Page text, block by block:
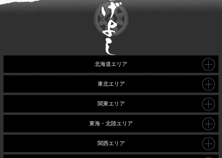
北海道エリア
東北エリア
関東エリア
東海・北陸エリア
関西エリア